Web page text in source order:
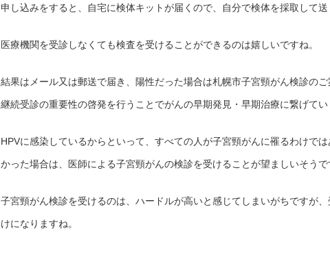
申し込みをすると、自宅に検体キットが届くので、自分で検体を採取して送
医療機関を受診しなくても検査を受けることができるのは嬉しいですね。
結果はメール又は郵送で届き、陽性だった場合は札幌市子宮頸がん検診の
継続受診の重要性の啓発を行うことでがんの早期発見・早期治療に繋げてい
HPVに感染しているからといって、すべての人が子宮頸がんに罹るわけでは
かった場合は、医師による子宮頸がんの検診を受けることが望ましいそうで
子宮頸がん検診を受けるのは、ハードルが高いと感じてしまいがちですが
けになりますね。